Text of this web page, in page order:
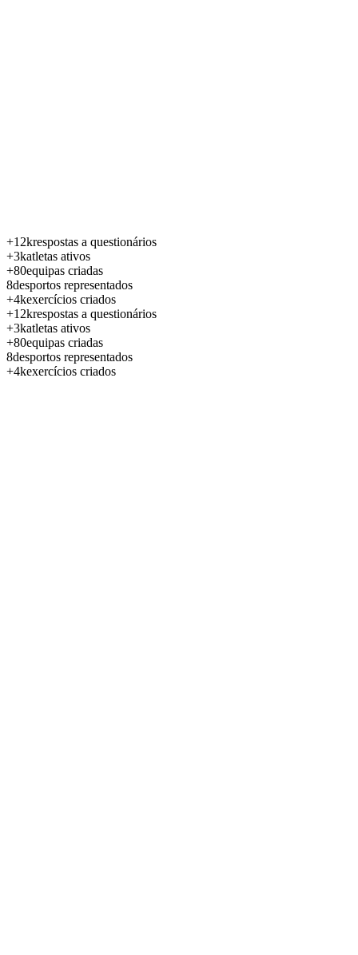
+12krespostas a questionários
+3katletas ativos
+80equipas criadas
8desportos representados
+4kexercícios criados
+12krespostas a questionários
+3katletas ativos
+80equipas criadas
8desportos representados
+4kexercícios criados